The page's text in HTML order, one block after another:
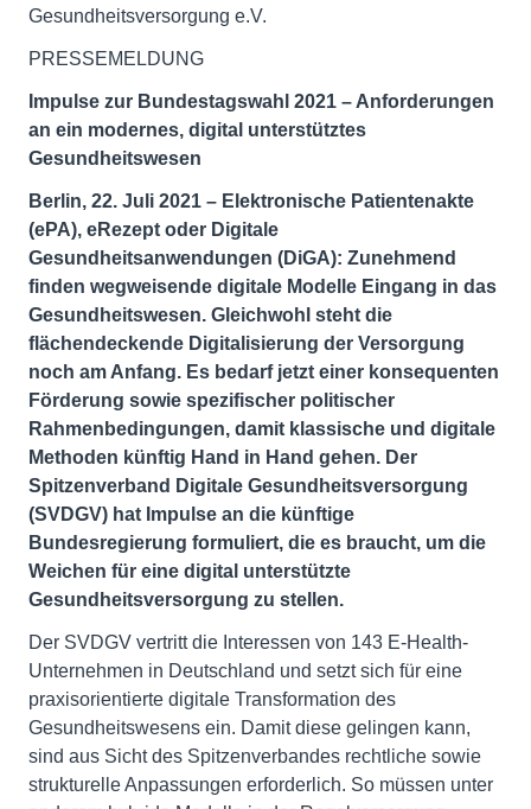
Gesundheitsversorgung e.V.
PRESSEMELDUNG
Impulse zur Bundestagswahl 2021 – Anforderungen
an ein modernes, digital unterstütztes
Gesundheitswesen
Berlin, 22. Juli 2021 – Elektronische Patientenakte
(ePA), eRezept oder Digitale
Gesundheitsanwendungen (DiGA): Zunehmend
finden wegweisende digitale Modelle Eingang in das
Gesundheitswesen. Gleichwohl steht die
flächendeckende Digitalisierung der Versorgung
noch am Anfang. Es bedarf jetzt einer konsequenten
Förderung sowie spezifischer politischer
Rahmenbedingungen, damit klassische und digitale
Methoden künftig Hand in Hand gehen. Der
Spitzenverband Digitale Gesundheitsversorgung
(SVDGV) hat Impulse an die künftige
Bundesregierung formuliert, die es braucht, um die
Weichen für eine digital unterstützte
Gesundheitsversorgung zu stellen.
Der SVDGV vertritt die Interessen von 143 E-Health-
Unternehmen in Deutschland und setzt sich für eine
praxisorientierte digitale Transformation des
Gesundheitswesens ein. Damit diese gelingen kann,
sind aus Sicht des Spitzenverbandes rechtliche sowie
strukturelle Anpassungen erforderlich. So müssen unter